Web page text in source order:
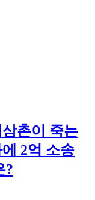
촌이 죽는
2억 소송
?